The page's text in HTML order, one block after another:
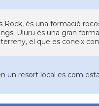
és una formació
Uluru és una gran
el que es coneix
un resort local es com